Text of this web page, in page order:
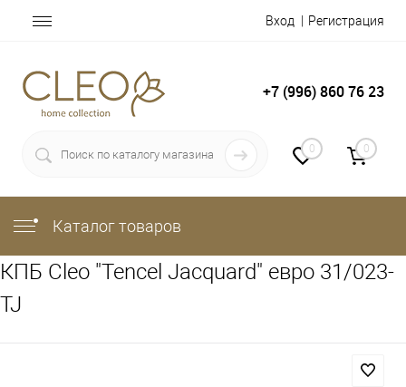
Вход Регистрация
+7 (996) 860 76 23
0 0
Каталог товаров
КПБ Cleo "Tencel Jacquard" евро 31/023-
TJ